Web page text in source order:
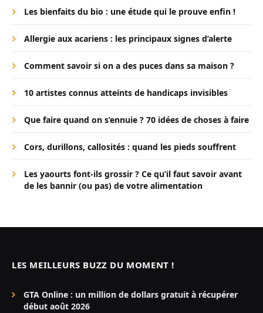
Les bienfaits du bio : une étude qui le prouve enfin !
Allergie aux acariens : les principaux signes d’alerte
Comment savoir si on a des puces dans sa maison ?
10 artistes connus atteints de handicaps invisibles
Que faire quand on s’ennuie ? 70 idées de choses à faire
Cors, durillons, callosités : quand les pieds souffrent
Les yaourts font-ils grossir ? Ce qu’il faut savoir avant
de les bannir (ou pas) de votre alimentation
LES MEILLEURS BUZZ DU MOMENT !
GTA Online : un million de dollars gratuit à récupérer
début août 2026